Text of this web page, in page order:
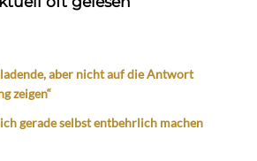
aber nicht auf die Antwort
zeigen“
gerade selbst entbehrlich machen